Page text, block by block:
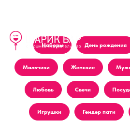
Наборы День рождения
Мальчики Женские
Любовь Свечи
Игрушки Гендер пати